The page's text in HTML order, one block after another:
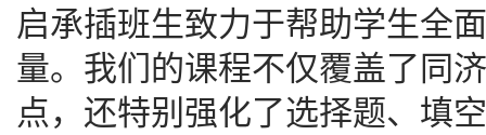
启承插班生致力于帮助学生全
量。我们的课程不仅覆盖了同
点，还特别强化了选择题、填